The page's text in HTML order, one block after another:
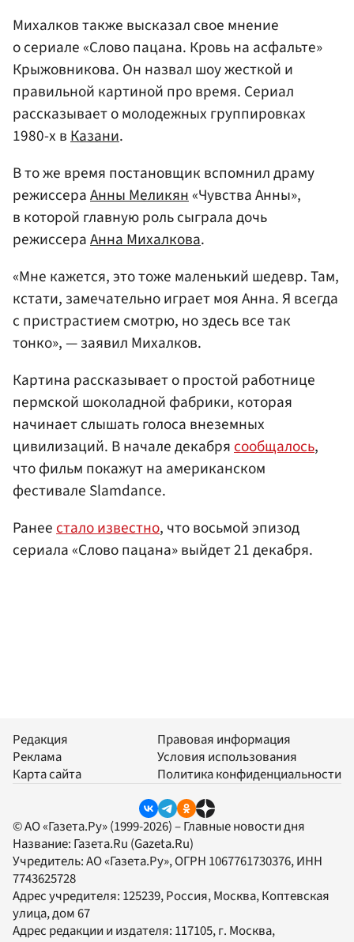
Михалков также высказал свое мнение
о сериале «Слово пацана. Кровь на асфальте»
Крыжовникова. Он назвал шоу жесткой и
правильной картиной про время. Сериал
рассказывает о молодежных группировках
1980-х в Казани.
В то же время постановщик вспомнил драму
режиссераАнны Меликян«Чувства Анны»,
в которой главную роль сыграла дочь
режиссераАнна Михалкова.
«Мне кажется, это тоже маленький шедевр. Там,
кстати, замечательно играет моя Анна. Я всегда
с пристрастием смотрю, но здесь все так
тонко», — заявил Михалков.
Картина рассказывает о простой работнице
пермской шоколадной фабрики, которая
начинает слышать голоса внеземных
цивилизаций. В начале декабрясообщалось,
что фильм покажут на американском
фестивале Slamdance.
Ранеестало известно, что восьмой эпизод
сериала «Слово пацана» выйдет 21 декабря.
Редакция
Реклама
Карта сайта
Правовая информация
Условия использования
Политика конфиденциальности
© АО «Газета.Ру» (1999-2026) – Главные новости дня
Название: Газета.Ru (Gazeta.Ru)
Учредитель:АО «Газета.Ру», ОГРН 1067761730376, ИНН
7743625728
Адрес учредителя: 125239, Россия, Москва, Коптевская
улица, дом 67
Адрес редакции и издателя: 117105, г. Москва,